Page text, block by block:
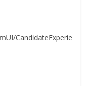
CandidateExperie